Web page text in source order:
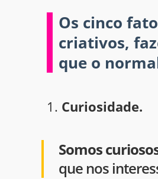
Os cinco
criativos,
que o
1. Curiosidade.
Somos
que nos